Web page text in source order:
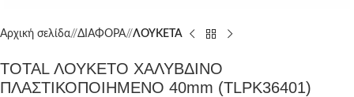
Αρχική σελίδα/ ΔΙΑΦΟΡΑ/ ΛΟΥΚΕΤΑ
TOTAL ΛΟΥΚΕΤΟ ΧΑΛΥΒΔΙΝΟ
ΠΛΑΣΤΙΚΟΠΟΙΗΜΕΝΟ 40mm (TLPK36401)